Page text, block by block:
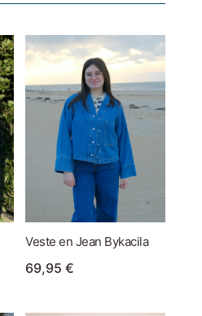
Veste en Jean Bykacila
69,95€